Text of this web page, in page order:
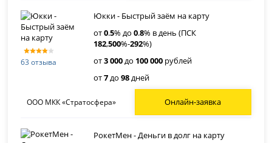
63 отзыва
Юкки - Быстрый заём на карту
от0.5% до0.8% в день (ПСК
182,500%-292%)
от3 000до 100 000 рублей
от7до98дней
ООО МКК «Стратосфера» Онлайн-заявка
РокетМен - Деньги в долг на карту